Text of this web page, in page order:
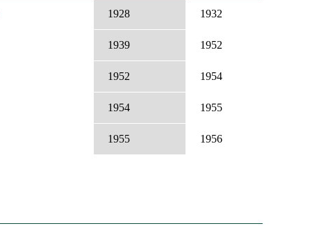
1928 1932
1939 1952
1952 1954
1954 1955
1955 1956